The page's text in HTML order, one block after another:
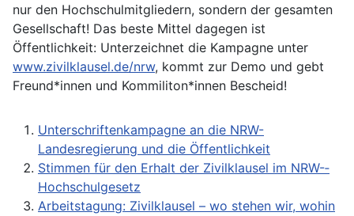
nur den Hochschulmitgliedern, sondern der gesamten
Gesellschaft! Das beste Mittel dagegen ist
Öffentlichkeit: Unterzeichnet die Kampagne unter
www.zivilklausel.de/nrw, kommt zur Demo und gebt
Freund*innen und Kommiliton*innen Bescheid!
Unterschriftenkampagne an die NRW-
Landesregierung und die Öffentlichkeit
Stimmen für den Erhalt der Zivilklausel im NRW-­
Hochschulgesetz
Arbeitstagung: Zivilklausel – wo stehen wir, wohin